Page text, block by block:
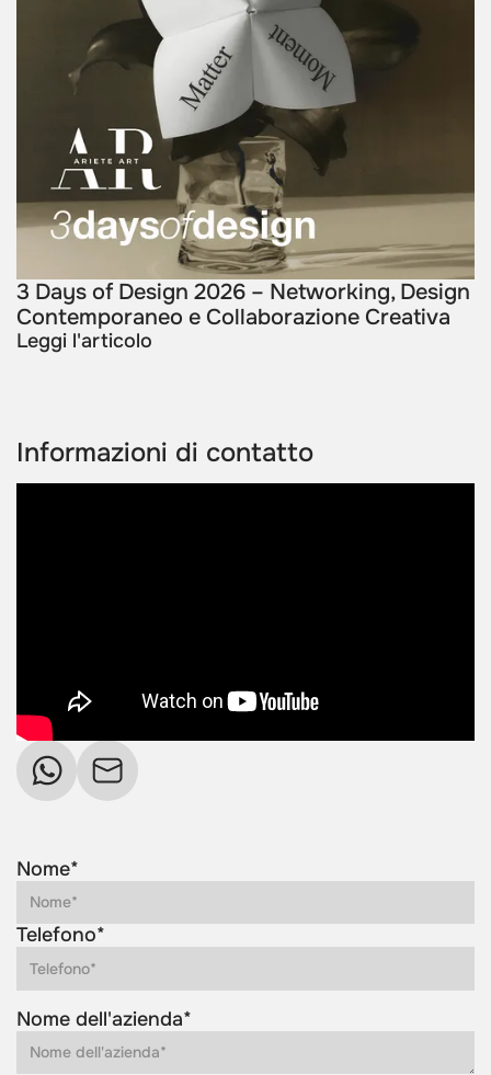
3 Days of Design 2026 – Networking, Design
Contemporaneo e Collaborazione Creativa
Leggi l'articolo
Informazioni di contatto
Nome*
Telefono*
Nome dell'azienda*